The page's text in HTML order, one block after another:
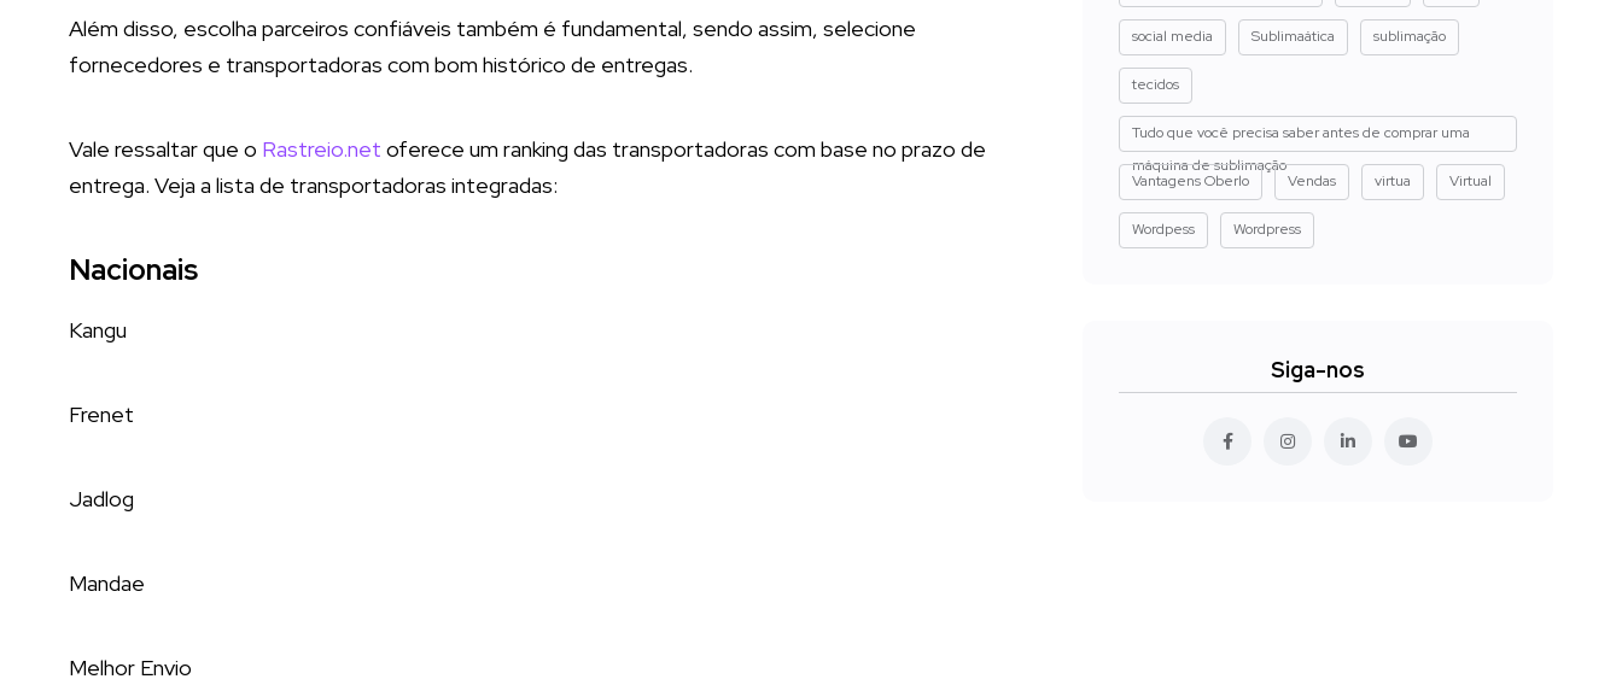
Além disso, escolha parceiros confiáveis também é fundamental, sendo assim, selecione
fornecedores e transportadoras com bom histórico de entregas.
Vale ressaltar que o Rastreio.net oferece um ranking das transportadoras com base no prazo de
entrega. Veja a lista de transportadoras integradas:
Nacionais
Kangu
Frenet
Jadlog
Mandae
Melhor Envio
social media Sublimaática sublimação
tecidos
Tudo que você precisa saber antes de comprar uma
máquina de sublimação
Vantagens Oberlo
Vendas virtua Virtual
Wordpess Wordpress
Siga-nos